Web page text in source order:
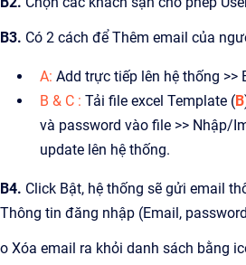
B3. Có 2 cách để Thêm email của
A: Add trực tiếp lên hệ thống >>
B & C : Tải file excel Template (B
và password vào file >> Nhập/
update lên hệ thống.
B4. Click Bật, hệ thống sẽ gửi email
Thông tin đăng nhập (Email,
o Xóa email ra khỏi danh sách bằng